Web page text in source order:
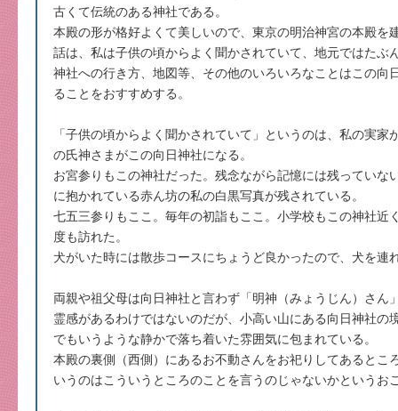
古くて伝統のある神社である。
本殿の形が格好よくて美しいので、東京の明治神宮の本殿を
話は、私は子供の頃からよく聞かされていて、地元ではたぶ
神社への行き方、地図等、その他のいろいろなことはこの向
ることをおすすめする。
「子供の頃からよく聞かされていて」というのは、私の実
の氏神さまがこの向日神社になる。
お宮参りもこの神社だった。残念ながら記憶には残っていな
に抱かれている赤ん坊の私の白黒写真が残されている。
七五三参りもここ。毎年の初詣もここ。小学校もこの神社近
度も訪れた。
犬がいた時には散歩コースにちょうど良かったので、犬を連
両親や祖父母は向日神社と言わず「明神（みょうじん）さん
霊感があるわけではないのだが、小高い山にある向日神社の
でもいうような静かで落ち着いた雰囲気に包まれている。
本殿の裏側（西側）にあるお不動さんをお祀りしてあるとこ
いうのはこういうところのことを言うのじゃないかというお